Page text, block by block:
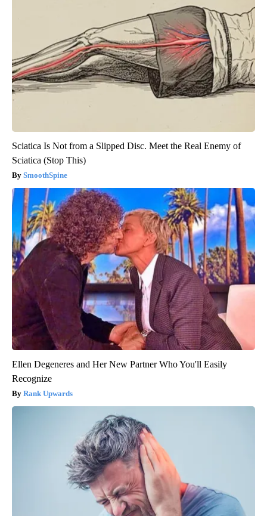
Sciatica Is Not from a Slipped Disc. Meet the Real Enemy of
Sciatica (Stop This)
SmoothSpine
Ellen Degeneres and Her New Partner Who You'll Easily
Recognize
Rank Upwards